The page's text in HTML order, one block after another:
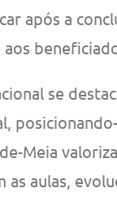
após a
se
Meia
aulas,